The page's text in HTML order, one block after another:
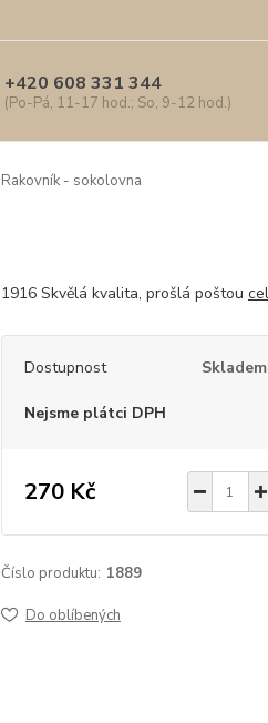
+420 608 331 344
(Po-Pá, 11-17 hod.; So, 9-12 hod.)
Rakovník - sokolovna
1916 Skvělá kvalita, prošlá poštou
Dostupnost Skladem
Nejsme plátci DPH
270 Kč
Číslo produktu: 1889
Do oblíbených